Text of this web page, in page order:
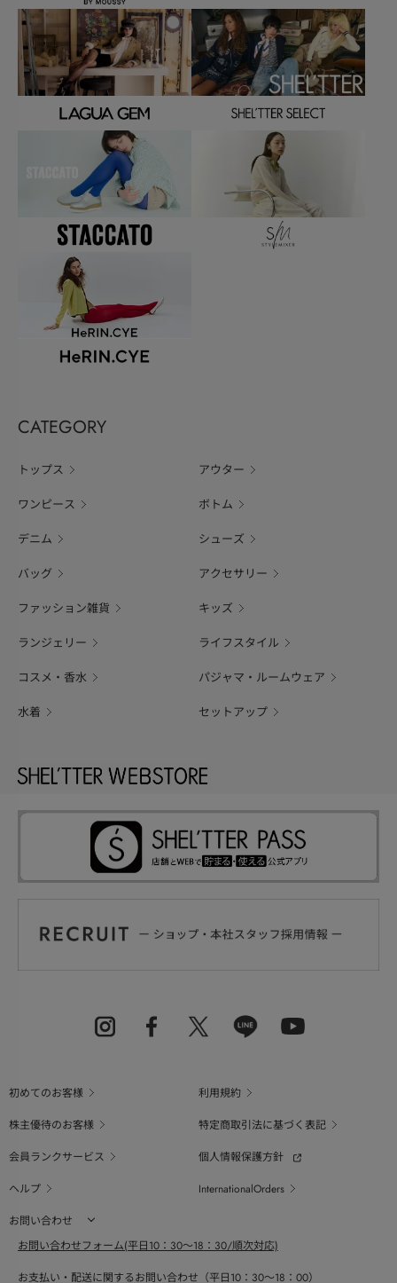
CATEGORY
トップス アウター
ワンピース ボトム
デニム シューズ
バッグ アクセサリー
ファッション雑貨 キッズ
ランジェリー ライフスタイル
コスメ・香水 パジャマ・ルームウェア
水着 セットアップ
初めてのお客様
利用規約
株主優待のお客様
特定商取引法に基づく表記
会員ランクサービス
個人情報保護方針
ヘルプ
InternationalOrders
お問い合わせ
お問い合わせフォーム(平日10：30～18：30/順次対応)
お支払い・配送に関するお問い合わせ（平日10：30～18：00）